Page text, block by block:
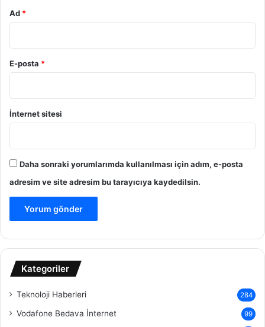
Ad *
E-posta *
İnternet sitesi
Daha sonraki yorumlarımda kullanılması için adım, e-posta
adresim ve site adresim bu tarayıcıya kaydedilsin.
Kategoriler
Teknoloji Haberleri 284
Vodafone Bedava İnternet 99